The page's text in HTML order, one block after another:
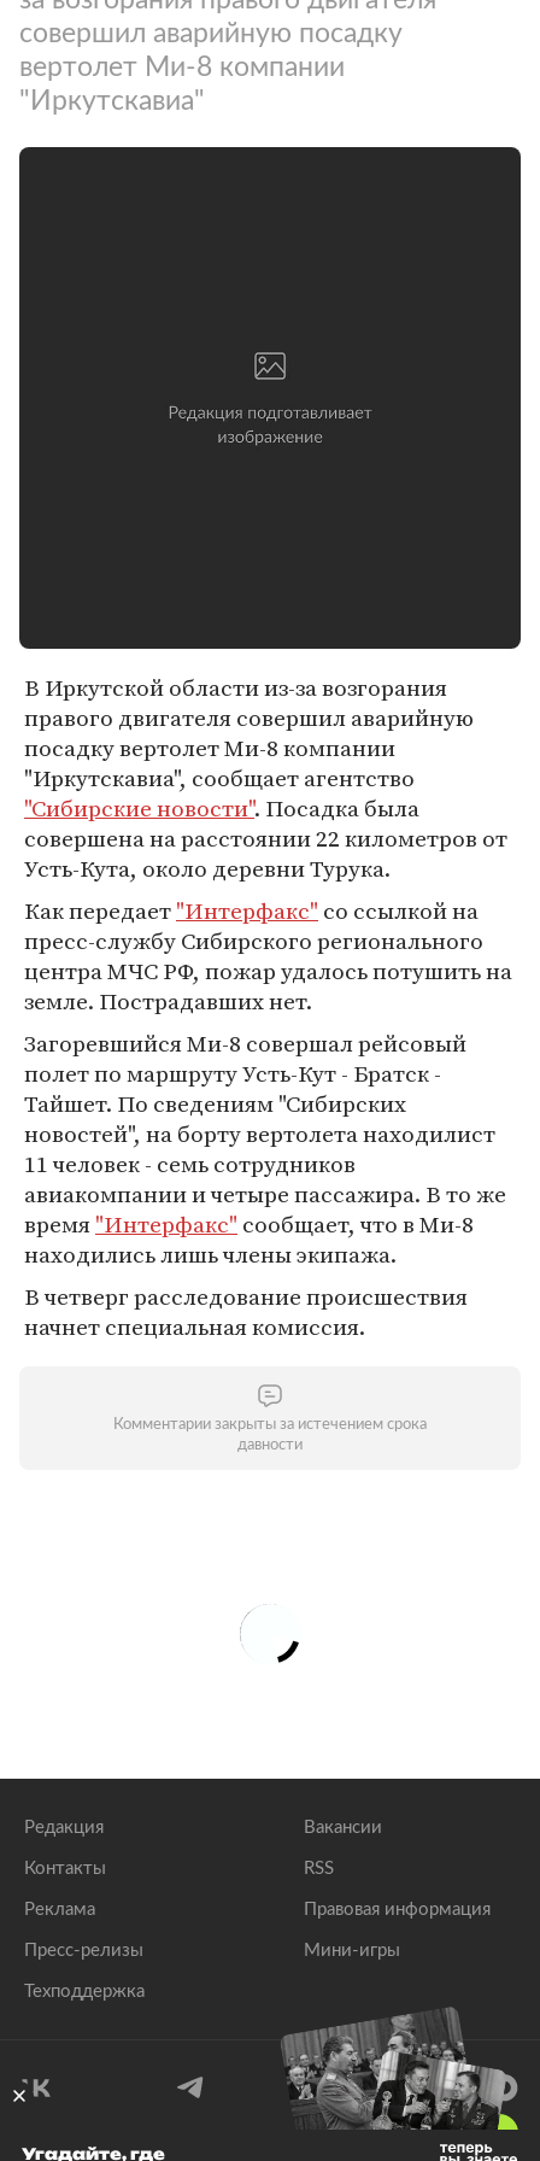
совершил аварийную посадку
вертолет Ми-8 компании
"Иркутскавиа"
В Иркутской области из-за возгорания
правого двигателя совершил аварийную
посадку вертолет Ми-8 компании
"Иркутскавиа", сообщает агентство
"Сибирские новости". Посадка была
совершена на расстоянии 22 километров от
Усть-Кута, около деревни Турука.
Как передает"Интерфакс" со ссылкой на
пресс-службу Сибирского регионального
центра МЧС РФ, пожар удалось потушить на
земле. Пострадавших нет.
Загоревшийся Ми-8 совершал рейсовый
полет по маршруту Усть-Кут - Братск -
Тайшет. По сведениям "Сибирских
новостей", на борту вертолета находилист
11 человек - семь сотрудников
авиакомпании и четыре пассажира. В то же
время"Интерфакс" сообщает, что в Ми-8
находились лишь члены экипажа.
В четверг расследование происшествия
начнет специальная комиссия.
Комментарии закрыты за истечением срока
давности
Редакция
Контакты
Реклама
Пресс-релизы
Техподдержка
Вакансии
RSS
Правовая информация
Мини-игры
Угадайте, где